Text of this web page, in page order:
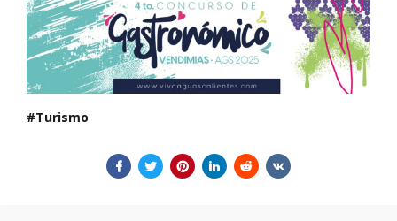
Turismo